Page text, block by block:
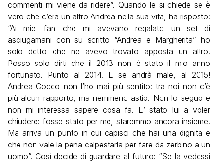
commenti mi viene da ridere”. Quando le si chiede se è
vero che c’era un altro Andrea nella sua vita, ha risposto:
“Ai miei fan che mi avevano regalato un set di
asciugamani con su scritto “Andrea e Margherita” ho
solo detto che ne avevo trovato apposta un altro.
Posso solo dirti che il 2013 non è stato il mio anno
fortunato. Punto al 2014. E se andrà male, al 2015!
Andrea Cocco non l’ho mai più sentito: tra noi non c’è
più alcun rapporto, ma nemmeno astio. Non lo seguo e
non mi interessa sapere cosa fa. E’ stato lui a voler
chiudere: fosse stato per me, staremmo ancora insieme.
Ma arriva un punto in cui capisci che hai una dignità e
che non vale la pena calpestarla per fare da zerbino a un
uomo”. Così decide di guardare al futuro: “Se la vedessi